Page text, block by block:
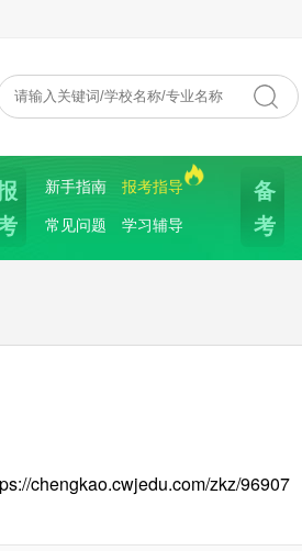
新手指南
报考指导
常见问题
学习辅导
备
考
chengkao.cwjedu.com/zkz/96907